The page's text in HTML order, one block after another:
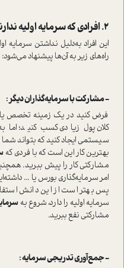
2. افرادی که سرمایه اولیه ندارند :
این افراد به‌دلیل نداشتن سرمایه
راه‌های زیر به آن‌ها پیشنهاد می‌شود:
− مشارکت با سرمایه‌گذاران دیگر :
فرض کنید در یک زمینه‌ تخصص یا
کلان پول زیادی کسب کنید؛ اما
سیستمی ایجاد کنید که بتواند
بهترین کار این ا‌ست که با فردی که
مشارکتی کار را پیش ببرید‌.
امر سرمایه‌گذاری بورس یا ...
پس بهتر ا‌ست از این دانش
سرمایه اولیه را دارد، شروع به
مشارکتی نفع ببرید‌.
− جمع‌آوری تدریجی سرمایه :